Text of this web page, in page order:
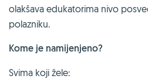
olakšava edukatorima nivo
polazniku.
Kome je namijenjeno?
Svima koji žele: